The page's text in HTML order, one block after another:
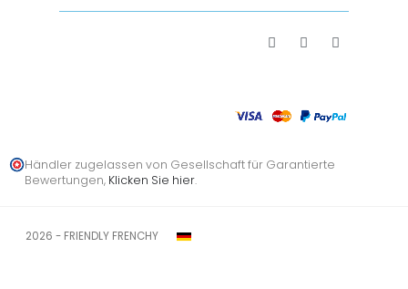
Händler zugelassen von Gesellschaft für Garantierte
Bewertungen, Klicken Sie hier.
2026 - FRIENDLY FRENCHY